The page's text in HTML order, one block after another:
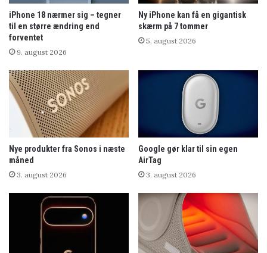
iPhone 18 nærmer sig – tegner
til en større ændring end
forventet
9. august 2026
Ny iPhone kan få en gigantisk
skærm på 7 tommer
5. august 2026
Nye produkter fra Sonos i næste
måned
3. august 2026
Google gør klar til sin egen
AirTag
3. august 2026